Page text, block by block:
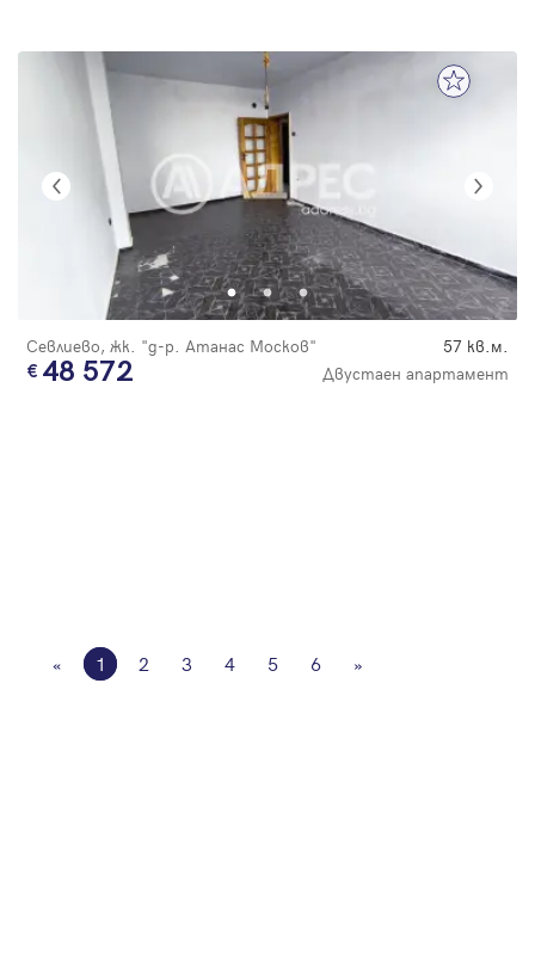
Севлиево, жк. "д-р. Атанас Москов" 57 кв.м.
48 572 Двустаен апартамент
« 1 2 3 4 5 6 »